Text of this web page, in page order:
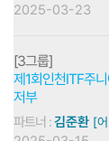
2025-03-23
[3그룹]
제1회인천ITF주
저부
파트너 :김준환 [